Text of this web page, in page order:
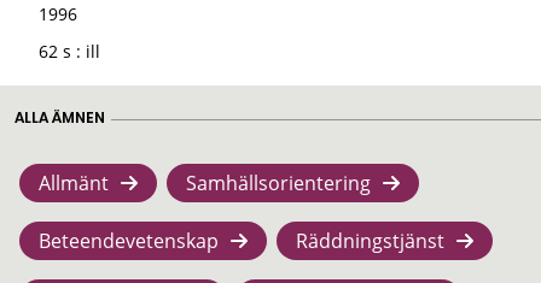
1996
62 s : ill
ALLA ÄMNEN
Allmänt Samhällsorientering
Beteendevetenskap Räddningstjänst